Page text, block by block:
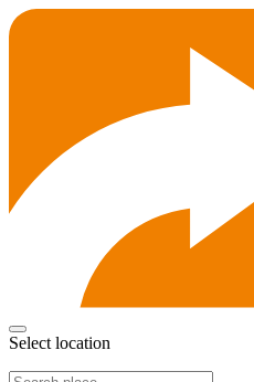
Select location